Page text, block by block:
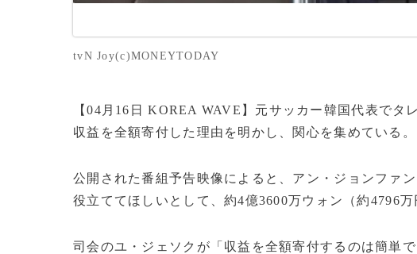
tvN Joy(c)MONEYTODAY
【04月16日 KOREA WAVE】元サッカー韓国代表で
収益を全額寄付した理由を明かし、関心を集めている。
公開された番組予告映像によると、アン・ジョンファ
役立ててほしいとして、約4億3600万ウォン（約4796万
司会のユ・ジェソクが「収益を全額寄付するのは簡単